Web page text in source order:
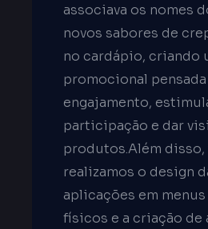
associava os nomes
novos sabores de
no cardápio, criando
promocional
engajamento,
participação e dar
produtos.Além disso,
realizamos o design
aplicações em
físicos e a criação de